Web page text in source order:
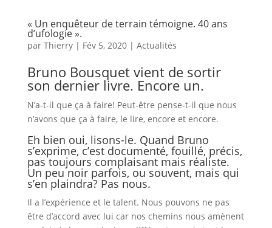
« Un enquêteur de terrain témoigne. 40 ans
d’ufologie ».
par Thierry| Fév 5, 2020| Actualités
Bruno Bousquet vient de sortir
son dernier livre. Encore un.
N’a-t-il que ça à faire! Peut-être pense-t-il que nous
n’avons que ça à faire, le lire, encore et encore.
Eh bien oui, lisons-le. Quand Bruno
s’exprime, c’est documenté, fouillé, précis,
pas toujours complaisant mais réaliste.
Un peu noir parfois, ou souvent, mais qui
s’en plaindra? Pas nous.
Il a l’expérience et le talent. Nous pouvons ne pas
être d’accord avec lui car nos chemins nous amènent